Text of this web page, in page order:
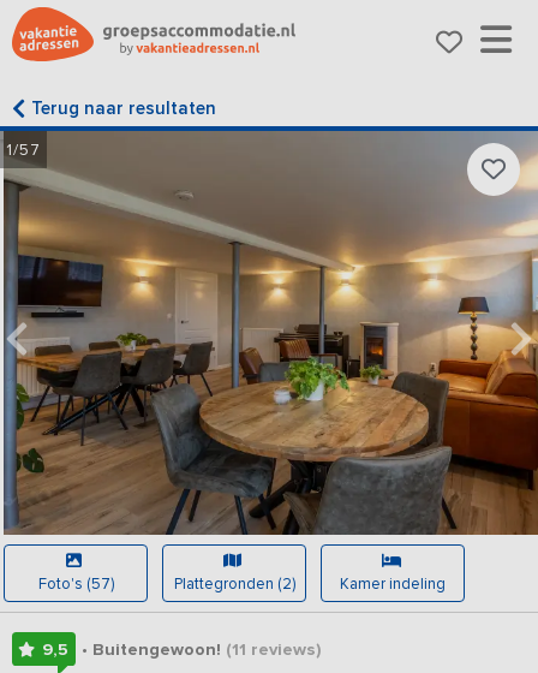
Terug naar resultaten
1/57
Foto's (57) Plattegronden (2) Kamer indeling
9,5 • Buitengewoon! (11 reviews)